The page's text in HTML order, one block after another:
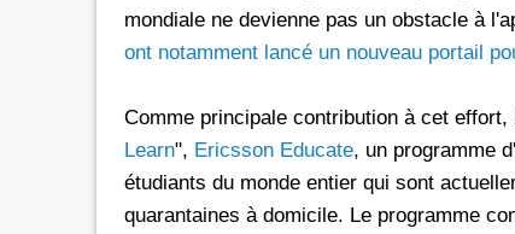
mondiale ne devienne pas un obstacle à
ont notamment lancé un nouveau portail
Comme principale contribution à cet
Learn", Ericsson Educate, un programme
étudiants du monde entier qui sont
quarantaines à domicile. Le programme